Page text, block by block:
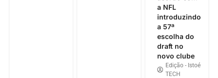
a NFL
introduzindo
a 57ª
escolha do
draft no
novo clube
Edição - Istoé
TECH